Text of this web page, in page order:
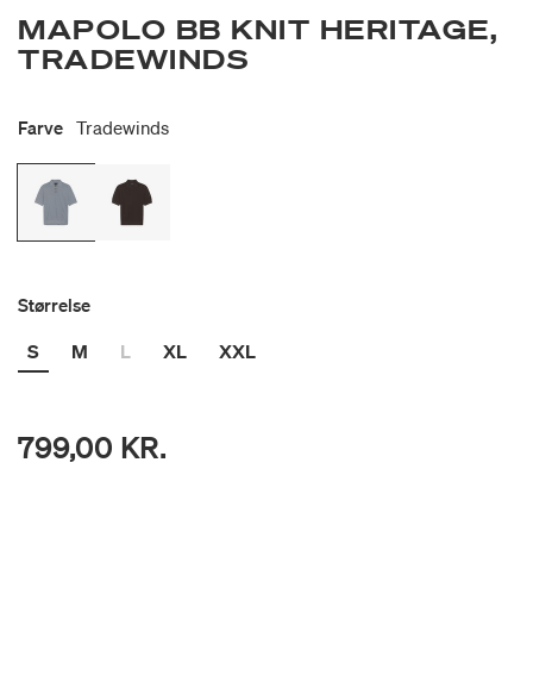
MAPOLO BB KNIT HERITAGE,
TRADEWINDS
Farve Tradewinds
Størrelse
S
M L XL XXL
799,00 KR.